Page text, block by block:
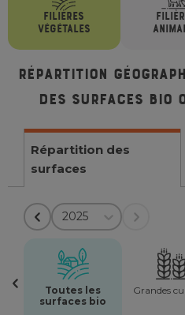
FILIÈRES
VÉGÉTALES
Répartition
des surfaces bio
Répartition des
surfaces
2025
Toutes les
surfaces bio
Grandes